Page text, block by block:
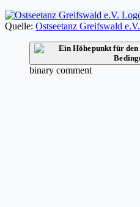
Quelle: Ostseetanz Greifswald e.V.
binary comment